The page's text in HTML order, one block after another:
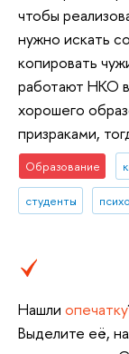
чтобы
нужно искать
копировать
работают НКО
хорошего
призраками,
Образование
студенты
Нашли опечатку
Выделите её,